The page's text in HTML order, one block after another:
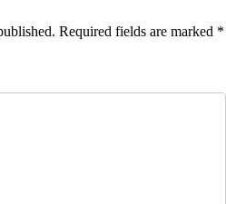
Required fields are marked *